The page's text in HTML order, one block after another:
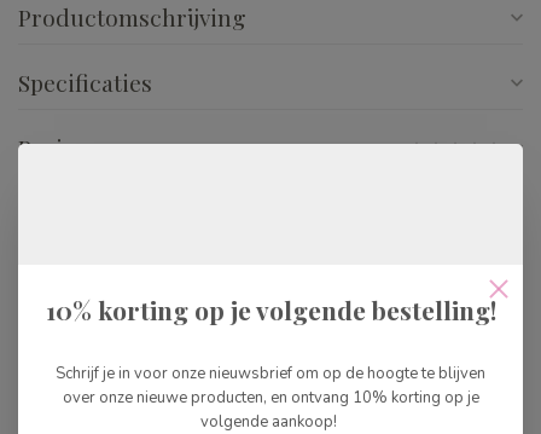
Productomschrijving
Specificaties
Reviews
€29,99
Brio Santa Fe Train
10% korting op je volgende bestelling!
Schrijf je in voor onze nieuwsbrief om op de hoogte te blijven
over onze nieuwe producten, en ontvang 10% korting op je
volgende aankoop!